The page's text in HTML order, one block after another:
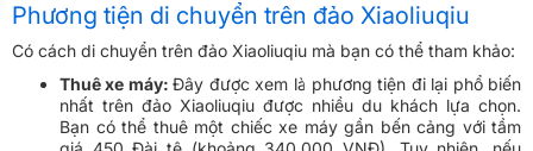
Phương tiện di chuyển trên đảo Xiaoliuqiu
Có cách di chuyển trên đảo Xiaoliuqiu mà bạn có thể tham khảo:
Thuê xe máy:Đây được xem là phương tiện đi lại phổ biến
nhất trên đảo Xiaoliuqiu được nhiều du khách lựa chọn.
Bạn có thể thuê một chiếc xe máy gần bến cảng với tầm